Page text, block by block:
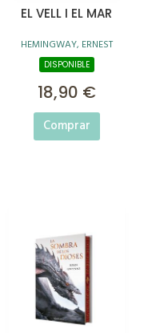
EL VELL I EL MAR
HEMINGWAY, ERNEST
DISPONIBLE
18,90 €
Comprar